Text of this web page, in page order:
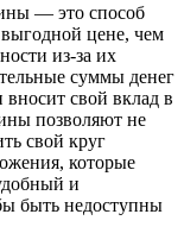
— это способ
цене, чем
из-за их
суммы денег
вносит свой вклад в
позволяют не
свой круг
которые
и
быть недоступны